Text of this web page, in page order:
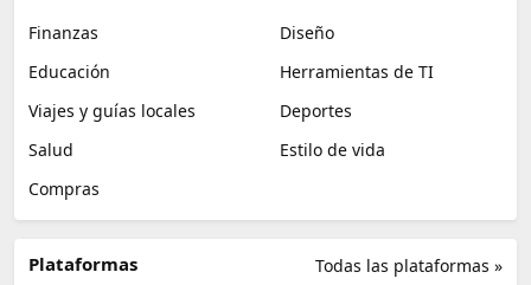
Finanzas
Diseño
Educación
Herramientas de TI
Viajes y guías locales
Deportes
Salud
Estilo de vida
Compras
Todas las plataformas »
Plataformas